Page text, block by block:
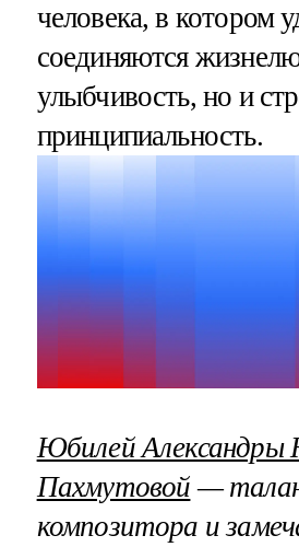
человека, в котором
соединяются
улыбчивость, но и
принципиальность.
Юбилей Александры
Пахмутовой —
композитора и